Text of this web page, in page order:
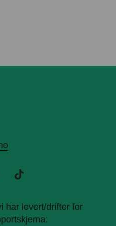
har levert/drifter for